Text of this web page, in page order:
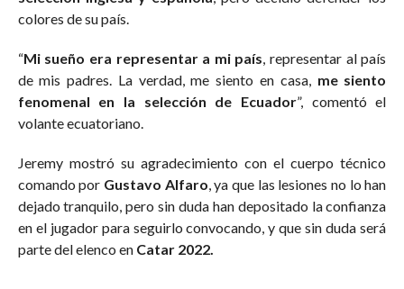
colores de su país.
“Mi sueño era representar a mi país, representar al país
de mis padres. La verdad, me siento en casa, me siento
fenomenal en la selección de Ecuador”, comentó el
volante ecuatoriano.
Jeremy mostró su agradecimiento con el cuerpo técnico
comando por Gustavo Alfaro, ya que las lesiones no lo han
dejado tranquilo, pero sin duda han depositado la confianza
en el jugador para seguirlo convocando, y que sin duda será
parte del elenco en Catar 2022.